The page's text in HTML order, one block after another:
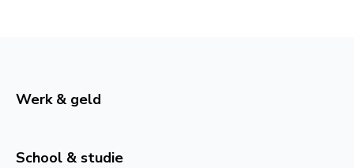
Werk & geld
School & studie